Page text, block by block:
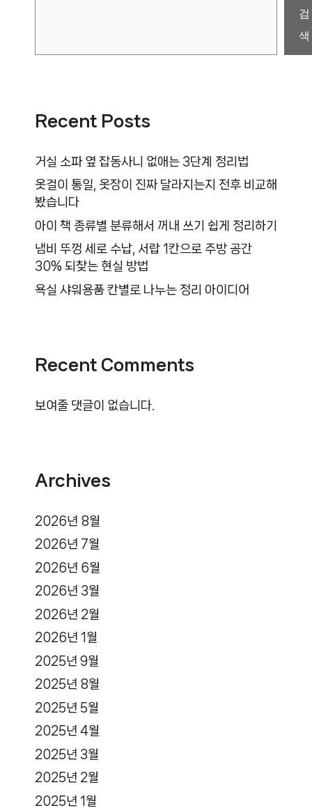
검
색
Recent Posts
거실 소파 옆 잡동사니 없애는 3단계 정리법
옷걸이 통일, 옷장이 진짜 달라지는지 전후 비교해
봤습니다
아이 책 종류별 분류해서 꺼내 쓰기 쉽게 정리하기
냄비 뚜껑 세로 수납, 서랍 1칸으로 주방 공간
30% 되찾는 현실 방법
욕실 샤워용품 칸별로 나누는 정리 아이디어
Recent Comments
보여줄 댓글이 없습니다.
Archives
2026년 8월
2026년 7월
2026년 6월
2026년 3월
2026년 2월
2026년 1월
2025년 9월
2025년 8월
2025년 5월
2025년 4월
2025년 3월
2025년 2월
2025년 1월